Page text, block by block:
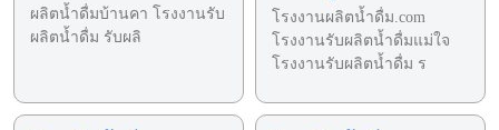
ผลิตน้ำดื่มบ้านคา โรงงานรับ
ผลิตน้ำดื่ม รับผลิ
โรงงานผลิตน้ำดื่ม.com
โรงงานรับผลิตน้ำดื่มแม่ใจ
โรงงานรับผลิตน้ำดื่ม ร